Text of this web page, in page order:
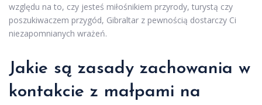
względu na to, czy jesteś miłośnikiem przyrody, turystą czy
poszukiwaczem przygód, Gibraltar z pewnością dostarczy Ci
niezapomnianych wrażeń.
Jakie są zasady zachowania w
kontakcie z małpami na